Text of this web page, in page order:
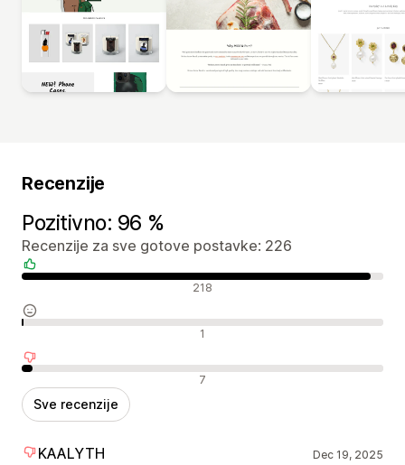
Recenzije
Pozitivno: 96 %
Recenzije za sve gotove postavke: 226
Pozitivne recenzije 218
Neutralne recenzije 1
Negativne recenzije 7
Sve recenzije
KAALYTH Dec 19, 2025